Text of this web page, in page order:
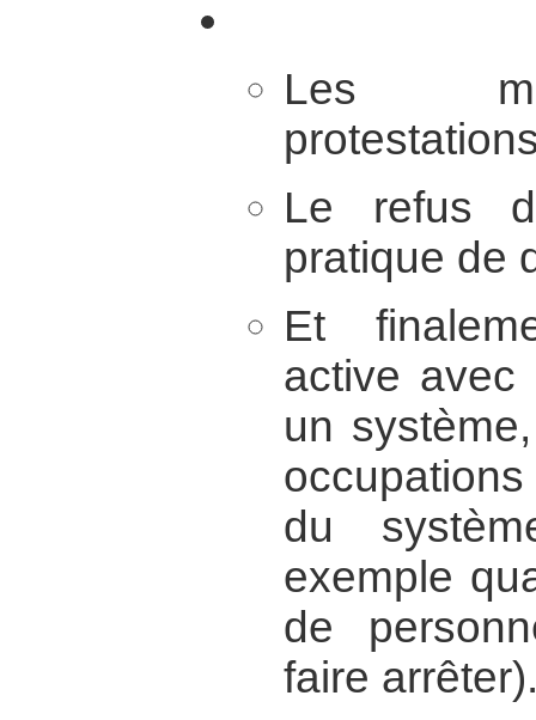
Les
Le refus
pratique de
Et
active avec
un
du
exemple
de
faire